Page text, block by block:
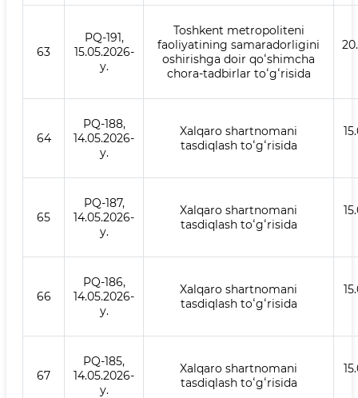
63
PQ-191,
15.05.2026-
y.
Toshkent metropoliteni
faoliyatining samaradorligini
oshirishga doir qoʻshimcha
chora-tadbirlar toʻgʻrisida
64
PQ-188,
14.05.2026-
y.
Xalqaro shartnomani
tasdiqlash toʻgʻrisida
65
PQ-187,
14.05.2026-
y.
Xalqaro shartnomani
tasdiqlash toʻgʻrisida
66
PQ-186,
14.05.2026-
y.
Xalqaro shartnomani
tasdiqlash toʻgʻrisida
67
PQ-185,
14.05.2026-
y.
Xalqaro shartnomani
tasdiqlash toʻgʻrisida